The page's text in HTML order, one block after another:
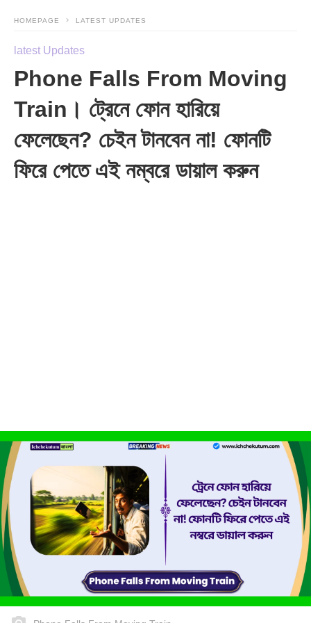
HOMEPAGE LATEST UPDATES
latest Updates
Phone Falls From Moving
Train। ট্রেনে ফোন হারিয়ে
ফেলেছেন? চেইন টানবেন না! ফোনটি
ফিরে পেতে এই নম্বরে ডায়াল করুন